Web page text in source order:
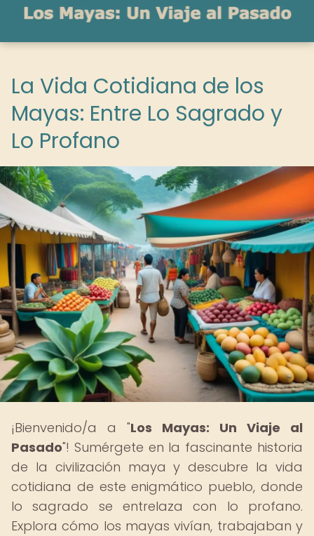
La Vida Cotidiana de los
Mayas: Entre Lo Sagrado y
Lo Profano
¡Bienvenido/a a "Los Mayas: Un Viaje al
Pasado"! Sumérgete en la fascinante historia
de la civilización maya y descubre la vida
cotidiana de este enigmático pueblo, donde
lo sagrado se entrelaza con lo profano.
Explora cómo los mayas vivían, trabajaban y